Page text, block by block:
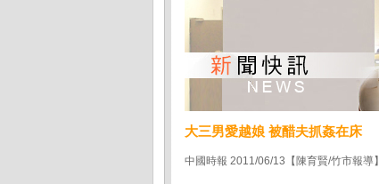
大三男愛越娘 被醋夫抓姦在床
中國時報 2011/06/13【陳育賢/竹市報導】